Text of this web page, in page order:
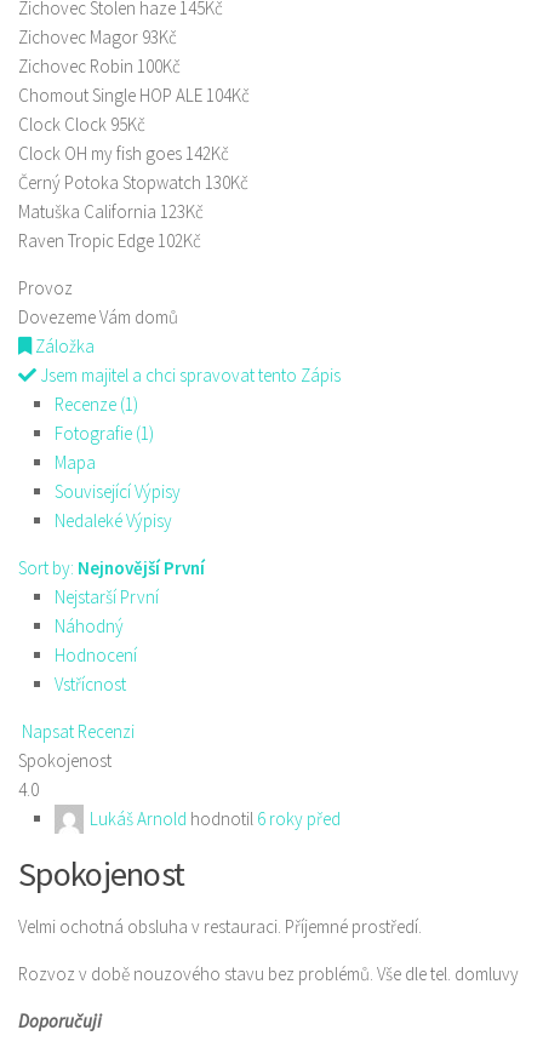
Zichovec Stolen haze 145Kč
Zichovec Magor 93Kč
Zichovec Robin 100Kč
Chomout Single HOP ALE 104Kč
Clock Clock 95Kč
Clock OH my fish goes 142Kč
Černý Potoka Stopwatch 130Kč
Matuška California 123Kč
Raven Tropic Edge 102Kč
Provoz
Dovezeme Vám domů
Záložka
Jsem majitel a chci spravovat tento Zápis
Recenze (1)
Fotografie (1)
Mapa
Související Výpisy
Nedaleké Výpisy
Sort by: Nejnovější První
Nejstarší První
Náhodný
Hodnocení
Vstřícnost
Napsat Recenzi
Spokojenost
4.0
Lukáš Arnold hodnotil 6 roky před
Spokojenost
Velmi ochotná obsluha v restauraci. Příjemné prostředí.
Rozvoz v době nouzového stavu bez problémů. Vše dle tel. domluvy
Doporučuji